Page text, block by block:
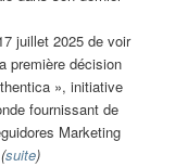
juillet 2025 de voir
première décision
», initiative
fournissant de
Marketing
(suite)